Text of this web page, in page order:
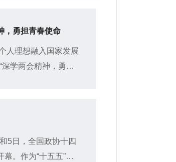
，勇担青春使命
人理想融入国家发展
学两会精神，勇担
5日，全国政协十四
。作为“十五五”规